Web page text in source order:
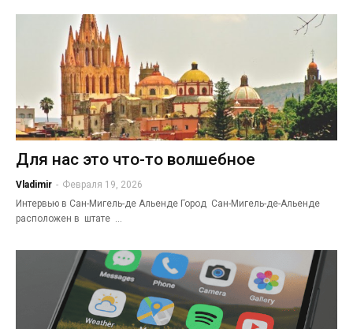
Для нас это что-то волшебное
Vladimir - Февраля 19, 2026
Интервью в Сан-Мигель-де Альенде Город Сан-Мигель-де-Альенде
расположен в штате …